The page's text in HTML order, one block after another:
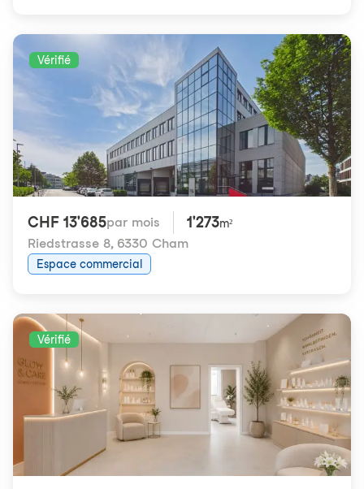
Vérifié
CHF 13'685par mois 1'273m²
Riedstrasse 8, 6330 Cham
Espace commercial
Vérifié